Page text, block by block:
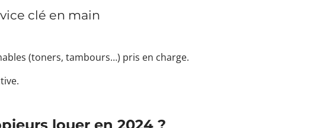
clé en main
(toners, tambours…) pris en charge.
louer en 2024 ?